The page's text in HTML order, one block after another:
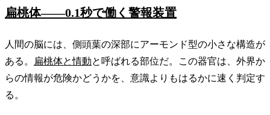
扁桃体——0.1秒で働く警報装置
人間の脳には、側頭葉の深部にアーモンド型の小さな構造が
ある。
扁桃体と情動と呼ばれる部位だ。この器官は、外界か
らの情報が危険かどうかを、意識よりもはるかに速く判定す
る。